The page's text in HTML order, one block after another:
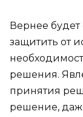
Вернее будет
защитить от
решения.
принятия
решение,